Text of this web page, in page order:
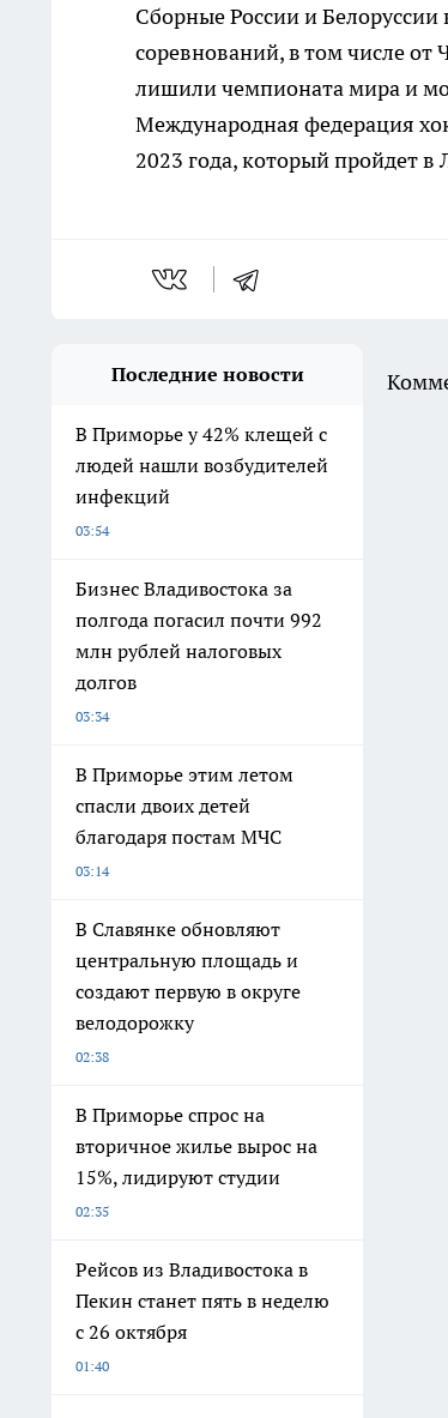
Сборные России и
соревнований, в том числе
лишили чемпионата мира и
Международная федерация
2023 года, который пройдет
Последние новости
В Приморье у 42% клещей с
людей нашли возбудителей
инфекций
03:54
Бизнес Владивостока за
полгода погасил почти 992
млн рублей налоговых
долгов
03:34
В Приморье этим летом
спасли двоих детей
благодаря постам МЧС
03:14
В Славянке обновляют
центральную площадь и
создают первую в округе
велодорожку
02:38
В Приморье спрос на
вторичное жилье вырос на
15%, лидируют студии
02:35
Рейсов из Владивостока в
Пекин станет пять в неделю
с 26 октября
01:40